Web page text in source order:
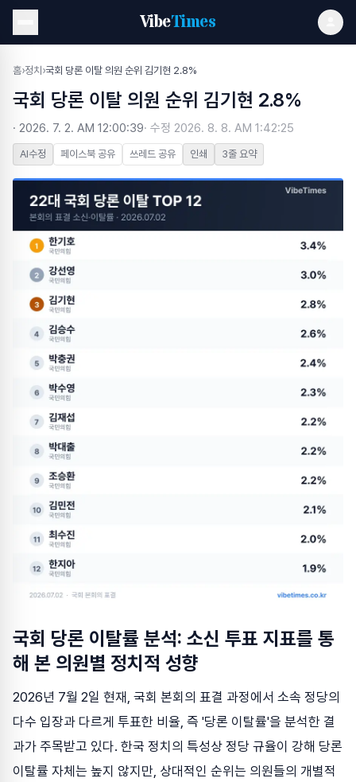
VibeTimes
홈›정치 ›국회 당론 이탈 의원 순위 김기현 2.8%
국회 당론 이탈 의원 순위 김기현 2.8%
· 2026. 7. 2. AM 12:00:39· 수정 2026. 8. 8. AM 1:42:25
AI수정 페이스북 공유 쓰레드 공유 인쇄 3줄 요약
국회 당론 이탈률 분석: 소신 투표 지표를 통
해 본 의원별 정치적 성향
2026년 7월 2일 현재, 국회 본회의 표결 과정에서 소속 정당의
다수 입장과 다르게 투표한 비율, 즉 '당론 이탈률'을 분석한 결
과가 주목받고 있다. 한국 정치의 특성상 정당 규율이 강해 당론
이탈률 자체는 높지 않지만, 상대적인 순위는 의원들의 개별적